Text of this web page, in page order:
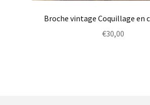
Broche vintage Coquillage en
€30,00